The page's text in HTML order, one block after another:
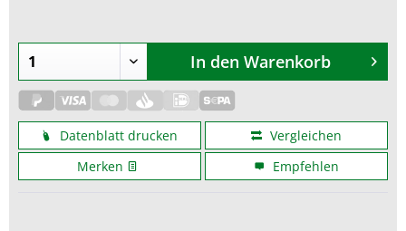
In den Warenkorb
Datenblatt drucken
Vergleichen
Merken
Empfehlen